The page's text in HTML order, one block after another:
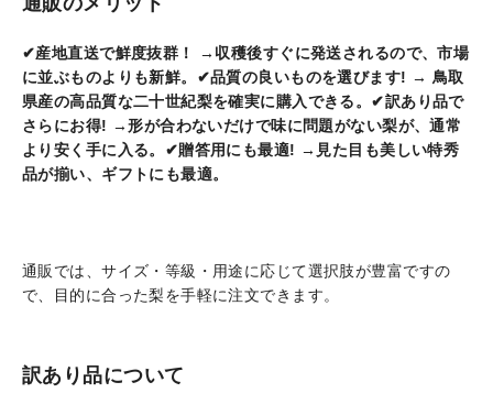
✔産地直送で鮮度抜群！ →収穫後すぐに発送されるので、市場
に並ぶものよりも新鮮。 ✔品質の良いものを選びます! → 鳥取
県産の高品質な二十世紀梨を確実に購入できる。 ✔訳あり品で
さらにお得! →形が合わないだけで味に問題がない梨が、通常
より安く手に入る。 ✔贈答用にも最適! →見た目も美しい特秀
品が揃い、ギフトにも最適。
通販では、サイズ・等級・用途に応じて選択肢が豊富ですの
で、目的に合った梨を手軽に注文できます。
訳あり品について